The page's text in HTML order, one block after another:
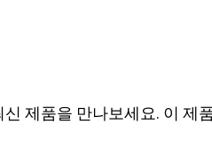
제품을 만나보세요. 이 제